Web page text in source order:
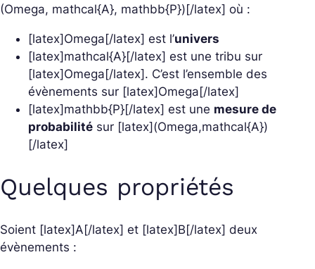
(Omega, mathcal{A}, mathbb{P})[/latex] où :
[latex]Omega[/latex] est l’univers
[latex]mathcal{A}[/latex] est une tribu sur
[latex]Omega[/latex]. C’est l’ensemble des
évènements sur [latex]Omega[/latex]
[latex]mathbb{P}[/latex] est une mesure de
probabilité sur [latex](Omega,mathcal{A})
[/latex]
Quelques propriétés
Soient [latex]A[/latex] et [latex]B[/latex] deux
évènements :